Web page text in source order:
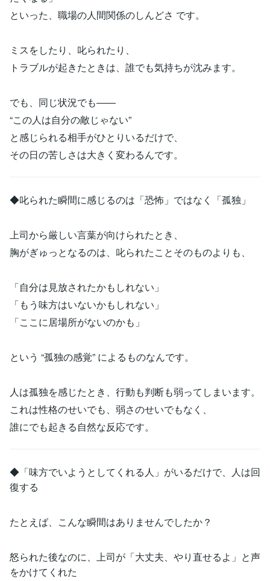
といった、職場の人間関係のしんどさ です。
ミスをしたり、叱られたり、
トラブルが起きたときは、誰でも気持ちが沈みます。
でも、同じ状況でも――
“この人は自分の敵じゃない”
と感じられる相手がひとりいるだけで、
その日の苦しさは大きく変わるんです。
◆叱られた瞬間に感じるのは「恐怖」ではなく「孤独」
上司から厳しい言葉が向けられたとき、
胸がぎゅっとなるのは、叱られたことそのものよりも、
「自分は見放されたかもしれない」
「もう味方はいないかもしれない」
「ここに居場所がないのかも」
という “孤独の感覚” によるものなんです。
人は孤独を感じたとき、行動も判断も弱ってしまいます。
これは性格のせいでも、弱さのせいでもなく、
誰にでも起きる自然な反応です。
◆「味方でいようとしてくれる人」がいるだけで、人は回
復する
たとえば、こんな瞬間はありませんでしたか？
怒られた後なのに、上司が「大丈夫、やり直せるよ」と声
をかけてくれた